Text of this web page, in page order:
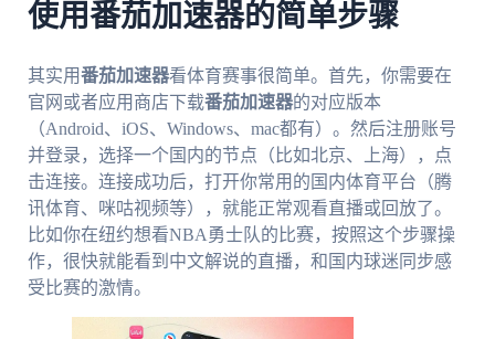
使用番茄加速器的简单步骤
其实用番茄加速器看体育赛事很简单。首先，你需要在
官网或者应用商店下载番茄加速器的对应版本
（Android、iOS、Windows、mac都有）。然后注册账号
并登录，选择一个国内的节点（比如北京、上海），点
击连接。连接成功后，打开你常用的国内体育平台（腾
讯体育、咪咕视频等），就能正常观看直播或回放了。
比如你在纽约想看NBA勇士队的比赛，按照这个步骤操
作，很快就能看到中文解说的直播，和国内球迷同步感
受比赛的激情。